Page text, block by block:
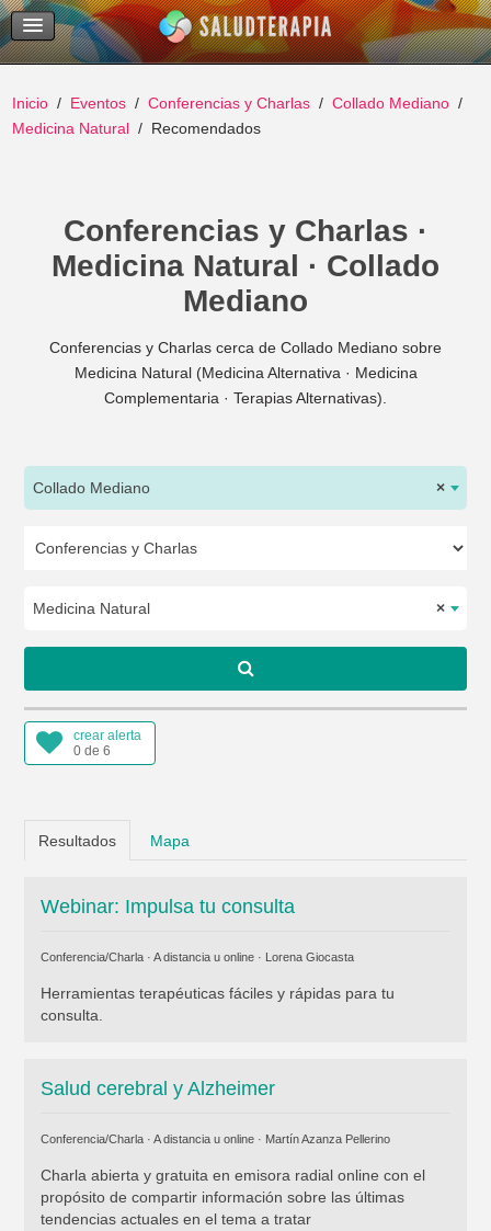
Temas Recientes
Buscar
Inicio Eventos Conferencias y Charlas
Collado Mediano
Medicina Natural
Recomendados
Conferencias y Charlas ·
Medicina Natural · Collado
Mediano
Conferencias y Charlas cerca de Collado Mediano sobre
Medicina Natural (Medicina Alternativa · Medicina
Complementaria · Terapias Alternativas).
×
Collado Mediano
×
Medicina Natural
crear alerta
0 de 6
Resultados Mapa
Webinar: Impulsa tu consulta
Conferencia/Charla · A distancia u online · Lorena Giocasta
Herramientas terapéuticas fáciles y rápidas para tu
consulta.
Salud cerebral y Alzheimer
Conferencia/Charla · A distancia u online · Martín Azanza Pellerino
Charla abierta y gratuita en emisora radial online con el
propósito de compartir información sobre las últimas
tendencias actuales en el tema a tratar